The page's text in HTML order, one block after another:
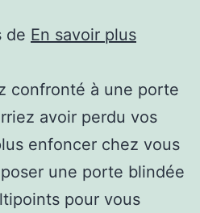
de En savoir plus
confronté à une porte
avoir perdu vos
enfoncer chez vous
une porte blindée
pour vous